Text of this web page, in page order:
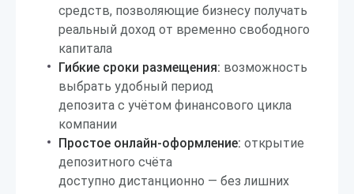
средств, позволяющие бизнесу получать
реальный доход от временно свободного
капитала
Гибкие сроки размещения: возможность
выбрать удобный период
депозита с учётом финансового цикла
компании
Простое онлайн-оформление: открытие
депозитного счёта
доступно дистанционно — без лишних